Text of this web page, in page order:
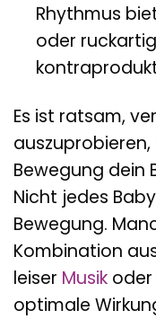
Rhythmus
oder
Es ist ratsam,
Bewegung dein
Nicht jedes
Bewegung.
Kombination
leiser Musik
optimale